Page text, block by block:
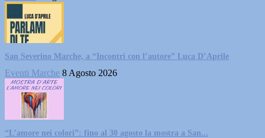
San Severino Marche, a “Incontri con l’autore” Luca D’Aprile
Eventi Marche 8 Agosto 2026
“L’amore nei colori”: fino al 30 agosto la mostra a San...